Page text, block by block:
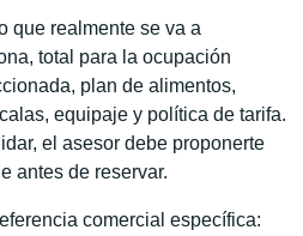
que realmente se va a
total para la ocupación
plan de alimentos,
equipaje y política de tarifa.
el asesor debe proponerte
antes de reservar.
comercial específica: